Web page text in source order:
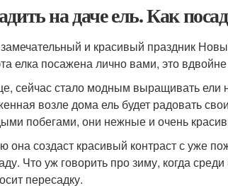
на даче ель. Как
и красивый праздник
елка посажена лично вами, это
сейчас стало модным выращивать ели
возле дома ель будет радовать
побегами, они нежные и очень
она создаст красивый контраст с уже
Что уж говорить про зиму, когда
пересадку.